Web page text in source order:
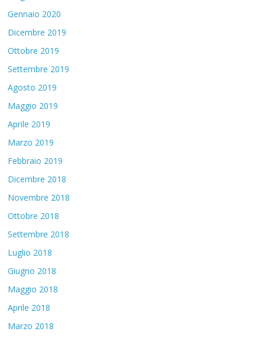
Gennaio 2020
Dicembre 2019
Ottobre 2019
Settembre 2019
Agosto 2019
Maggio 2019
Aprile 2019
Marzo 2019
Febbraio 2019
Dicembre 2018
Novembre 2018
Ottobre 2018
Settembre 2018
Luglio 2018
Giugno 2018
Maggio 2018
Aprile 2018
Marzo 2018